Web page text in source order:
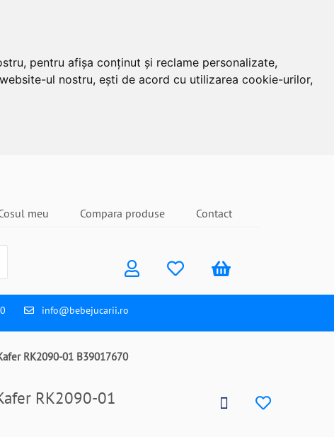
pentru afișa conținut și reclame personalizate,
ul nostru, ești de acord cu utilizarea cookie-urilor,
meu Compara produse Contact
info@bebejucarii.ro
RK2090-01 B39017670
RK2090-01